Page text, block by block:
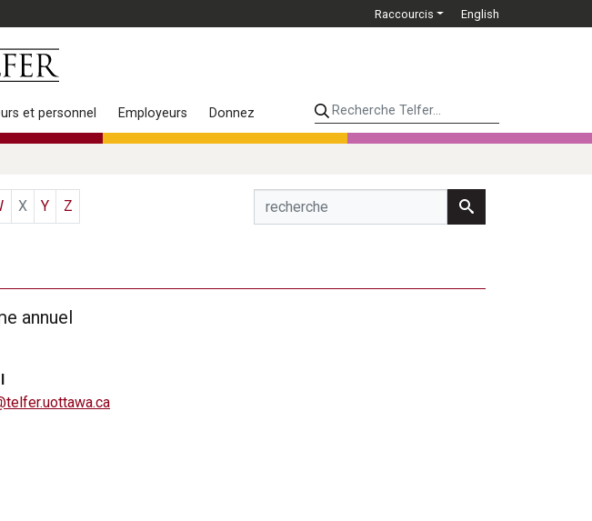
Raccourcis English
et personnel Employeurs DonnezRecherche Telfer...
X Y Z
annuel